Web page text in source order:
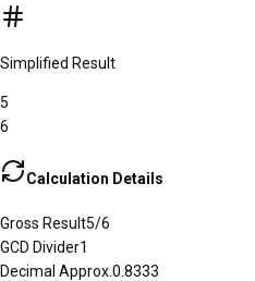
Simplified Result
5
6
Calculation Details
Gross Result5/6
GCD Divider1
Decimal Approx.0.8333